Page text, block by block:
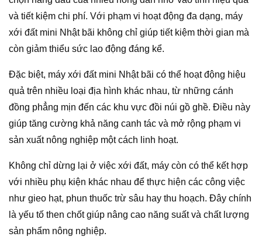
và tiết kiệm chi phí. Với phạm vi hoạt động đa dạng, máy
xới đất mini Nhật bãi không chỉ giúp tiết kiệm thời gian mà
còn giảm thiểu sức lao động đáng kể.
Đặc biệt, máy xới đất mini Nhật bãi có thể hoạt động hiệu
quả trên nhiều loại địa hình khác nhau, từ những cánh
đồng phẳng mịn đến các khu vực đồi núi gồ ghề. Điều này
giúp tăng cường khả năng canh tác và mở rộng phạm vi
sản xuất nông nghiệp một cách linh hoạt.
Không chỉ dừng lại ở việc xới đất, máy còn có thể kết hợp
với nhiều phụ kiện khác nhau để thực hiện các công việc
như gieo hạt, phun thuốc trừ sâu hay thu hoạch. Đây chính
là yếu tố then chốt giúp nâng cao năng suất và chất lượng
sản phẩm nông nghiệp.